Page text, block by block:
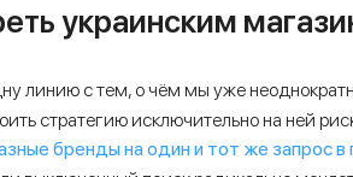
украинским
линию с тем, о чём мы уже
стратегию исключительно на ней
бренды на один и тот же запрос в